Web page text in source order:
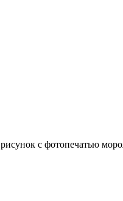
с фотопечатью